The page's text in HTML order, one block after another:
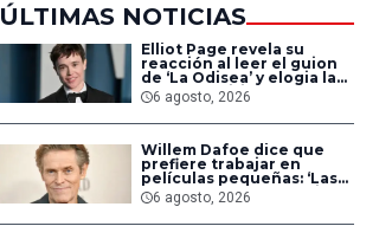
ÚLTIMAS NOTICIAS
Elliot Page revela su
reacción al leer el guion
de ‘La Odisea’ y elogia la
forma de dirigir de
Christopher Nolan
6 agosto, 2026
Willem Dafoe dice que
prefiere trabajar en
películas pequeñas: ‘Las
grandes están demasiado
planificadas’
6 agosto, 2026